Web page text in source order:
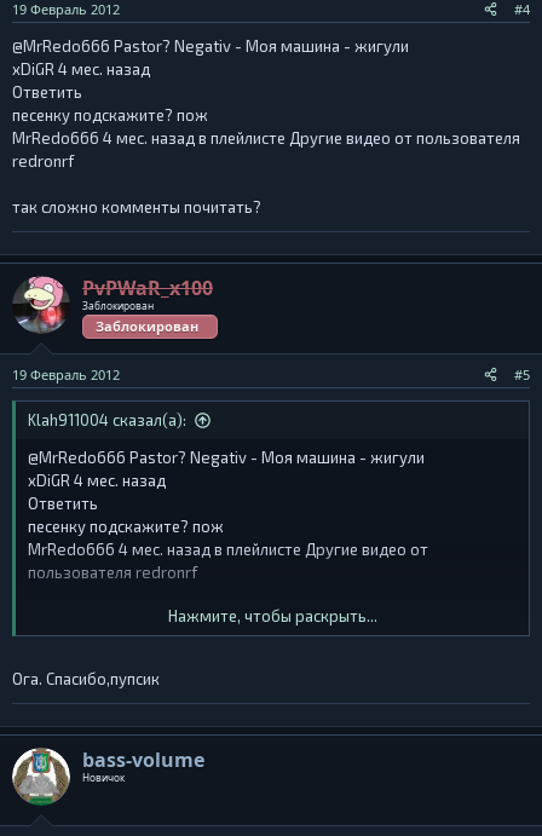
19 Февраль 2012 #4
@MrRedo666 Pastor? Negativ - Моя машина - жигули
xDiGR 4 мес. назад
Ответить
песенку подскажите? пож
MrRedo666 4 мес. назад в плейлисте Другие видео от пользователя
redronrf
так сложно комменты почитать?
PvPWaR_x100
Заблокирован
Заблокирован
19 Февраль 2012 #5
Klah911004 сказал(а):
@MrRedo666 Pastor? Negativ - Моя машина - жигули
xDiGR 4 мес. назад
Ответить
песенку подскажите? пож
MrRedo666 4 мес. назад в плейлисте Другие видео от
пользователя redronrf
так сложно комменты почитать?
Нажмите, чтобы раскрыть...
Ога. Спасибо,пупсик
bass-volume
Новичок